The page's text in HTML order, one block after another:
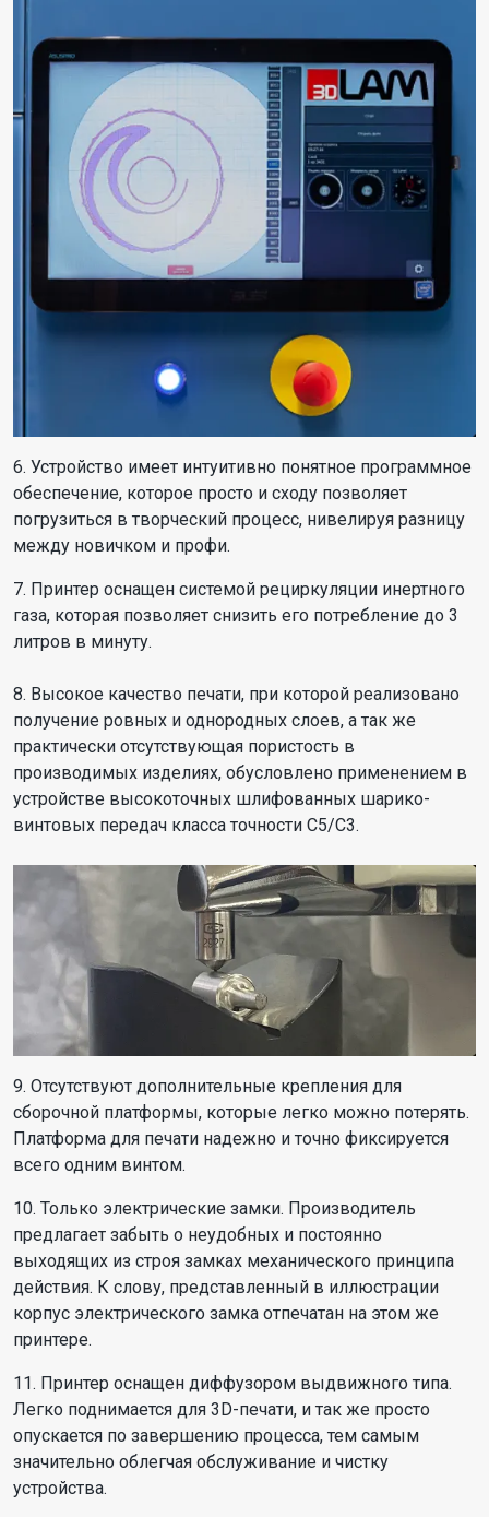
6. Устройство имеет интуитивно понятное программное
обеспечение, которое просто и сходу позволяет
погрузиться в творческий процесс, нивелируя разницу
между новичком и профи.
7. Принтер оснащен системой рециркуляции инертного
газа, которая позволяет снизить его потребление до 3
литров в минуту.
8. Высокое качество печати, при которой реализовано
получение ровных и однородных слоев, а так же
практически отсутствующая пористость в
производимых изделиях, обусловлено применением в
устройстве высокоточных шлифованных шарико-
винтовых передач класса точности C5/C3.
9. Отсутствуют дополнительные крепления для
сборочной платформы, которые легко можно потерять.
Платформа для печати надежно и точно фиксируется
всего одним винтом.
10. Только электрические замки. Производитель
предлагает забыть о неудобных и постоянно
выходящих из строя замках механического принципа
действия. К слову, представленный в иллюстрации
корпус электрического замка отпечатан на этом же
принтере.
11. Принтер оснащен диффузором выдвижного типа.
Легко поднимается для 3D-печати, и так же просто
опускается по завершению процесса, тем самым
значительно облегчая обслуживание и чистку
устройства.